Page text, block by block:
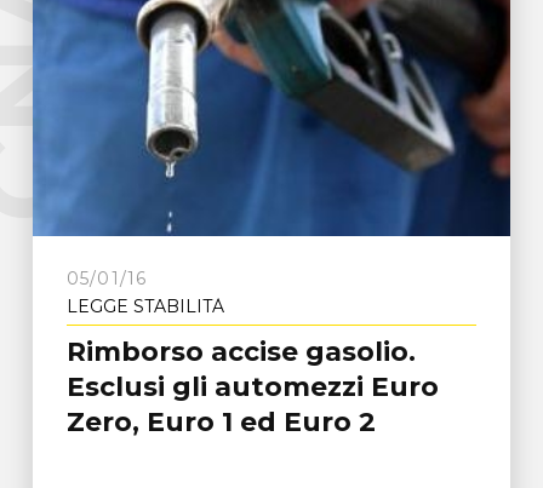
05/01/16
LEGGE STABILITÀ
Rimborso accise gasolio.
Esclusi gli automezzi Euro
Zero, Euro 1 ed Euro 2